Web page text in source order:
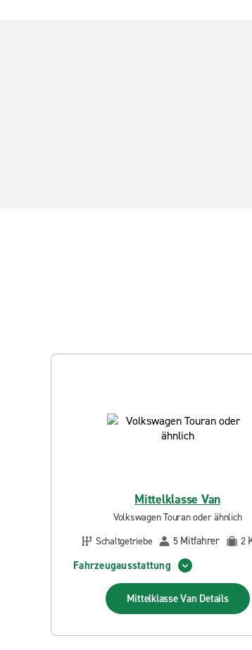
Mittelklasse Van
Volkswagen Touran oder ähnlich
Schaltgetriebe
5 Mitfahrer 2
Fahrzeugausstattung
Mittelklasse Van Details